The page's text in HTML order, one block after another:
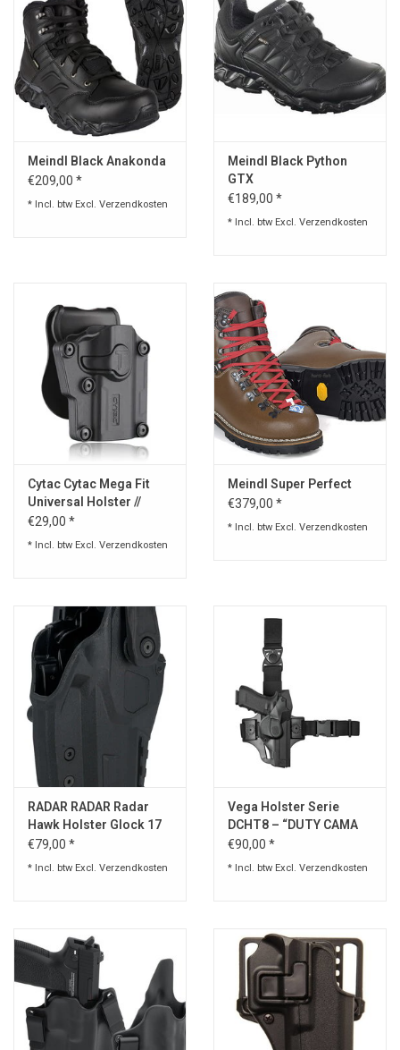
Meindl Black Anakonda
€209,00 *
* Incl. btw Excl. Verzendkosten
Meindl Black Python
GTX
€189,00 *
* Incl. btw Excl. Verzendkosten
Cytac Cytac Mega Fit
Universal Holster //
Holder
€29,00 *
* Incl. btw Excl. Verzendkosten
Meindl Super Perfect
€379,00 *
* Incl. btw Excl. Verzendkosten
RADAR RADAR Radar
Hawk Holster Glock 17
Gen 4
€79,00 *
* Incl. btw Excl. Verzendkosten
Vega Holster Serie
DCHT8 – “DUTY CAMA
HOLSTER THIGH KIT“
€90,00 *
* Incl. btw Excl. Verzendkosten